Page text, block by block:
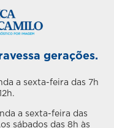
gerações.
a sexta-feira das 7h
a sexta-feira das
sábados das 8h às